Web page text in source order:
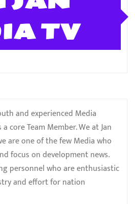
TV
and experienced Media
core Team Member. We at Jan
are one of the few Media who
focus on development news.
personnel who are enthusiastic
and effort for nation